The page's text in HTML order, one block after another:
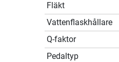
Fläkt
Vattenflaskhållare
Q-faktor
Pedaltyp